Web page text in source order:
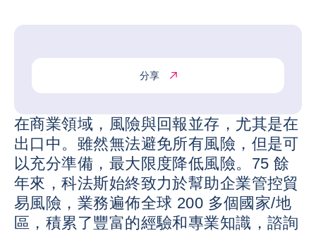
分享
在商業領域，風險與回報並存，尤其是在
出口中。雖然無法避免所有風險，但是可
以充分準備，最大限度降低風險。75 餘
年來，科法斯始終致力於幫助企業管控貿
易風險，業務遍佈全球 200 多個國家/地
區，積累了豐富的經驗和專業知識，諮詢